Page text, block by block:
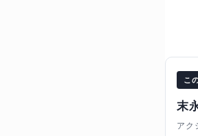
こ
末
アク